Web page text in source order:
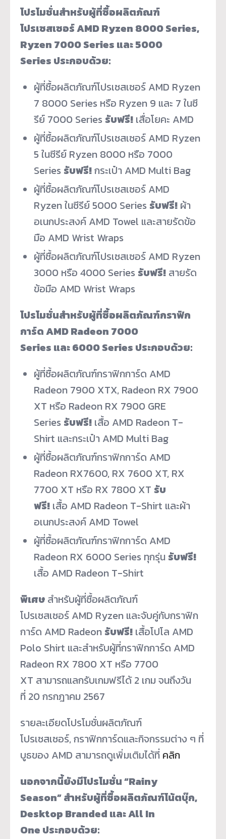
โปรโมชั่นสำหรับผู้ที่ซื้อผลิตภัณฑ์
โปรเซสเซอร์AMD Ryzen 8000 Series,
Ryzen 7000 Series และ 5000
Series ประกอบด้วย:
ผู้ที่ซื้อผลิตภัณฑ์โปรเซสเซอร์ AMD Ryzen
7 8000 Series หรือ Ryzen 9 และ 7 ในซี
รีย์ 7000 Series รับฟรี!เสื่อโยคะ AMD
ผู้ที่ซื้อผลิตภัณฑ์โปรเซสเซอร์ AMD Ryzen
5 ในซีรีย์ Ryzen 8000 หรือ 7000
Series รับฟรี!กระเป๋า AMD Multi Bag
ผู้ที่ซื้อผลิตภัณฑ์โปรเซสเซอร์ AMD
Ryzen ในซีรีย์ 5000 Series รับฟรี!ผ้า
อเนกประสงค์ AMD Towel และสายรัดข้อ
มือ AMD Wrist Wraps
ผู้ที่ซื้อผลิตภัณฑ์โปรเซสเซอร์ AMD Ryzen
3000 หรือ 4000 Series รับฟรี!สายรัด
ข้อมือ AMD Wrist Wraps
โปรโมชั่นสำหรับผู้ที่ซื้อผลิตภัณฑ์กราฟิก
การ์ดAMD Radeon 7000
Series และ 6000 Series ประกอบด้วย:
ผู้ที่ซื้อผลิตภัณฑ์กราฟิกการ์ด AMD
Radeon 7900 XTX, Radeon RX 7900
XT หรือ Radeon RX 7900 GRE
Series รับฟรี!เสื้อ AMD Radeon T-
Shirt และกระเป๋า AMD Multi Bag
ผู้ที่ซื้อผลิตภัณฑ์กราฟิกการ์ด AMD
Radeon RX7600, RX 7600 XT, RX
7700 XT หรือ RX 7800 XT รับ
ฟรี!เสื้อ AMD Radeon T-Shirt และผ้า
อเนกประสงค์ AMD Towel
ผู้ที่ซื้อผลิตภัณฑ์กราฟิกการ์ด AMD
Radeon RX 6000 Series ทุกรุ่น รับฟรี!
เสื้อ AMD Radeon T-Shirt
พิเศษ สำหรับผู้ที่ซื้อผลิตภัณฑ์
โปรเซสเซอร์ AMD Ryzen และจับคู่กับกราฟิก
การ์ด AMD Radeon รับฟรี! เสื้อโปโล AMD
Polo Shirt และสำหรับผู้ที่กราฟิกการ์ด AMD
Radeon RX 7800 XT หรือ 7700
XT สามารถแลกรับเกมฟรีได้ 2 เกม จนถึงวัน
ที่ 20 กรกฎาคม 2567
รายละเอียดโปรโมชั่นผลิตภัณฑ์
โปรเซสเซอร์, กราฟิกการ์ดและกิจกรรมต่าง ๆ ที่
บูธของ AMD สามารถดูเพิ่มเติมได้ที่ คลิก
นอกจากนี้ยังมีโปรโมชั่น“Rainy
Season” สำหรับผู้ที่ซื้อผลิตภัณฑ์โน้ตบุ๊ก,
Desktop Branded และ All In
One ประกอบด้วย: